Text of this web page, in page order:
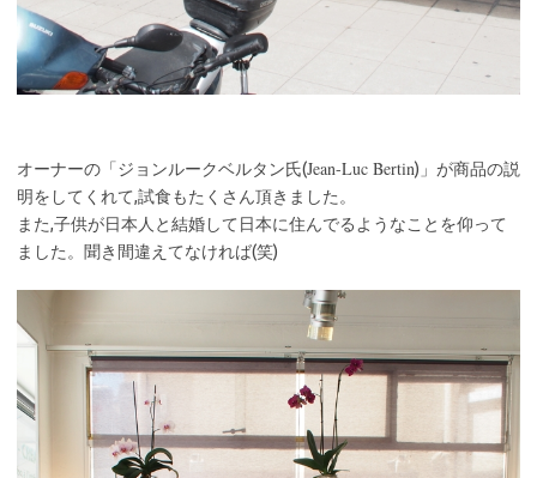
オーナーの「ジョンルークベルタン氏(Jean-Luc Bertin)」が商品の説
明をしてくれて,試食もたくさん頂きました。
また,子供が日本人と結婚して日本に住んでるようなことを仰って
ました。聞き間違えてなければ(笑)